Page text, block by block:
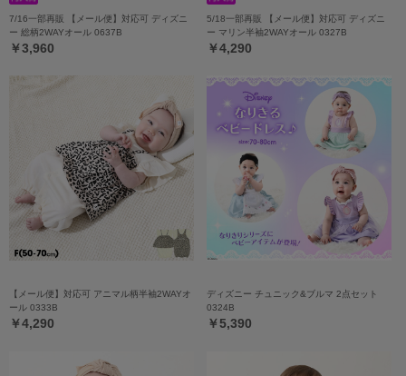
7/16一部再販 【メール便】対応可 ディズニ
ー 総柄2WAYオール 0637B
￥3,960
5/18一部再販 【メール便】対応可 ディズニ
ー マリン半袖2WAYオール 0327B
￥4,290
【メール便】対応可 アニマル柄半袖2WAYオ
ール 0333B
￥4,290
ディズニー チュニック&ブルマ 2点セット
0324B
￥5,390